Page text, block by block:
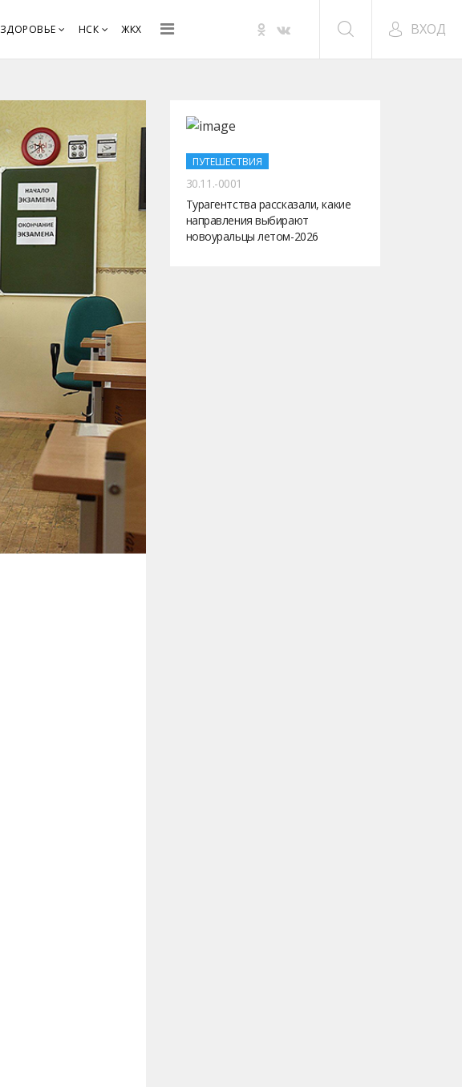
ЗДОРОВЬЕ НСК ЖКХ ВХОД
ПУТЕШЕСТВИЯ
30.11.-0001
Турагентства рассказали, какие
направления выбирают
новоуральцы летом-2026